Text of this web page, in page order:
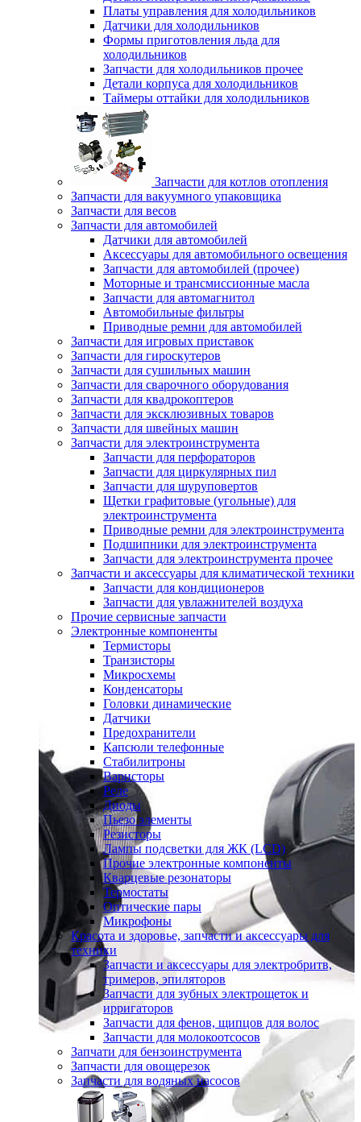
Платы управления для холодильников
Датчики для холодильников
Формы приготовления льда для
холодильников
Запчасти для холодильников прочее
Детали корпуса для холодильников
Таймеры оттайки для холодильников
Запчасти для котлов отопления
Запчасти для вакуумного упаковщика
Запчасти для весов
Запчасти для автомобилей
Датчики для автомобилей
Аксессуары для автомобильного освещения
Запчасти для автомобилей (прочее)
Моторные и трансмиссионные масла
Запчасти для автомагнитол
Автомобильные фильтры
Приводные ремни для автомобилей
Запчасти для игровых приставок
Запчасти для гироскутеров
Запчасти для сушильных машин
Запчасти для сварочного оборудования
Запчасти для квадрокоптеров
Запчасти для эксклюзивных товаров
Запчасти для швейных машин
Запчасти для электроинструмента
Запчасти для перфораторов
Запчасти для циркулярных пил
Запчасти для шуруповертов
Щетки графитовые (угольные) для
электроинструмента
Приводные ремни для электроинструмента
Подшипники для электроинструмента
Запчасти для электроинструмента прочее
Запчасти и аксессуары для климатической техники
Запчасти для кондиционеров
Запчасти для увлажнителей воздуха
Прочие сервисные запчасти
Электронные компоненты
Термисторы
Транзисторы
Микросхемы
Конденсаторы
Головки динамические
Датчики
Предохранители
Капсюли телефонные
Стабилитроны
Варисторы
Реле
Диоды
Пьезо элементы
Резисторы
Лампы подсветки для ЖК (LCD)
Прочие электронные компоненты
Кварцевые резонаторы
Термостаты
Оптические пары
Микрофоны
Красота и здоровье, запчасти и аксессуары для
техники
Запчасти и аксессуары для электробритв,
тримеров, эпиляторов
Запчасти для зубных электрощеток и
ирригаторов
Запчасти для фенов, щипцов для волос
Запчасти для молокоотсосов
Запчати для бензоинструмента
Запчасти для овощерезок
Запчасти для водяных насосов